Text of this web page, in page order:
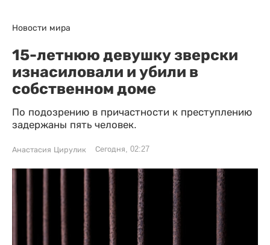
Новости мира
15-летнюю девушку зверски
изнасиловали и убили в
собственном доме
По подозрению в причастности к преступлению
задержаны пять человек.
Анастасия Цирулик Сегодня, 02:27